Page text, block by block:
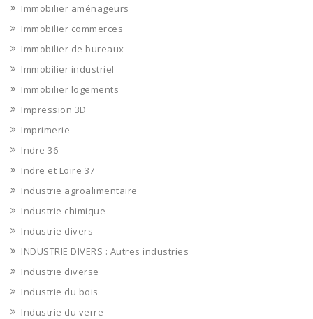
Immobilier aménageurs
Immobilier commerces
Immobilier de bureaux
Immobilier industriel
Immobilier logements
Impression 3D
Imprimerie
Indre 36
Indre et Loire 37
Industrie agroalimentaire
Industrie chimique
Industrie divers
INDUSTRIE DIVERS : Autres industries
Industrie diverse
Industrie du bois
Industrie du verre